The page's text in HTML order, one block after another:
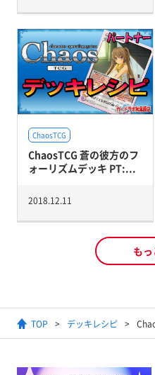
ChaosTCG
ChaosTCG 蒼の彼方のフ
ォーリズムデッキ PT:...
2018.12.11
も
TOP デッキレシピ